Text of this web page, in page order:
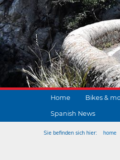
Home Bikes &
Spanish News
Sie befinden sich hier: home